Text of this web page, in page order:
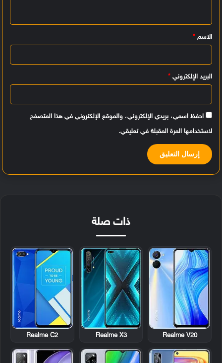
ي
ق
الاسم *
البريد الإلكتروني *
احفظ اسمي، بريدي الإلكتروني، والموقع الإلكتروني في هذا المتصفح
لاستخدامها المرة المقبلة في تعليقي.
ذات صلة
Realme V20
Realme X3
Realme C2